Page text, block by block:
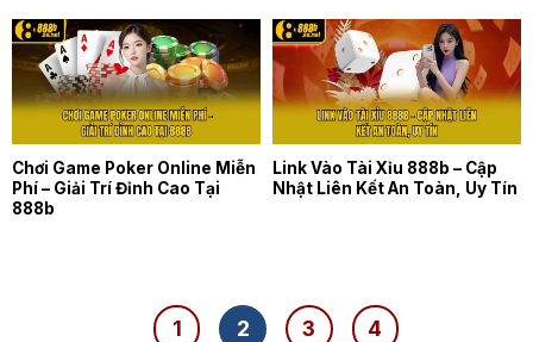
Chơi Game Poker Online Miễn
Phí – Giải Trí Đỉnh Cao Tại
888b
Link Vào Tài Xỉu 888b – Cập
Nhật Liên Kết An Toàn, Uy Tín
1 2 3 4